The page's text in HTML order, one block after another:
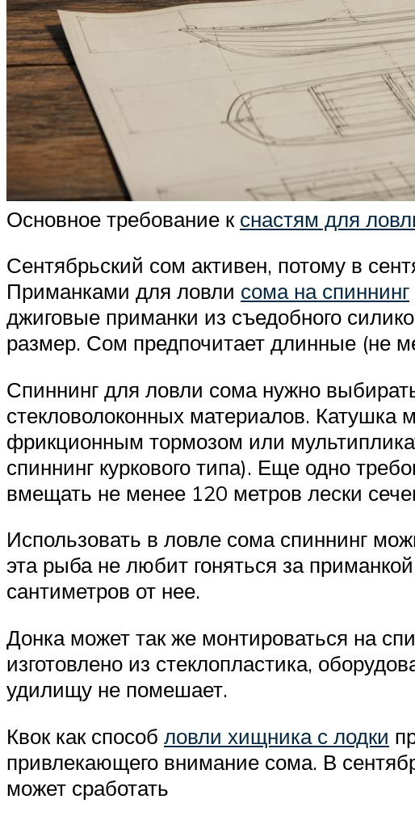
Основное требование к снастям для
Сентябрьский сом активен, потому в
Приманками для ловли сома на спиннинг
джиговые приманки из съедобного
размер. Сом предпочитает длинные (не
Спиннинг для ловли сома нужно
стекловолоконных материалов. Катушка
фрикционным тормозом или
спиннинг куркового типа). Еще одно
вмещать не менее 120 метров лески
Использовать в ловле сома спиннинг
эта рыба не любит гоняться за
сантиметров от нее.
Донка может так же монтироваться на
изготовлено из стеклопластика,
удилищу не помешает.
Квок как способ ловли хищника с лодки
привлекающего внимание сома. В
может сработать